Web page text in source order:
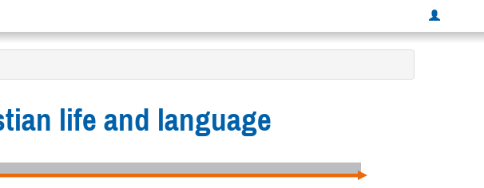
life and language